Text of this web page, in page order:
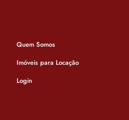
Quem Somos
Imóveis para Locação
Login